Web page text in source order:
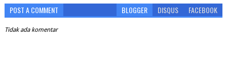
POST A COMMENT BLOGGER DISQUS FACEBOOK
Tidak ada komentar